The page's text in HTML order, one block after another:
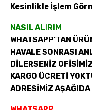
Kesinlikle İşlem
NASIL ALIRIM
WHATSAPP’TAN
HAVALE SONRASI
DİLERSENİZ
KARGO ÜCRETİ
ADRESİMİZ